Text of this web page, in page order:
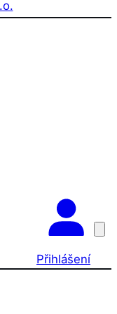
Přihlášení